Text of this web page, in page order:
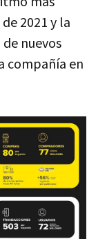
2021 y la
nuevos
compañía en